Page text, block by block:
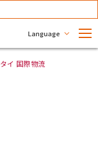
Language
タイ 国際物流